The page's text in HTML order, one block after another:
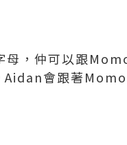
，仲可以跟
Aidan會跟著